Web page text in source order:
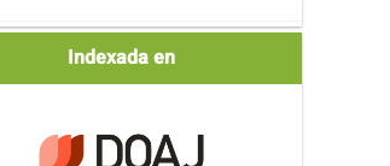
Indexada en